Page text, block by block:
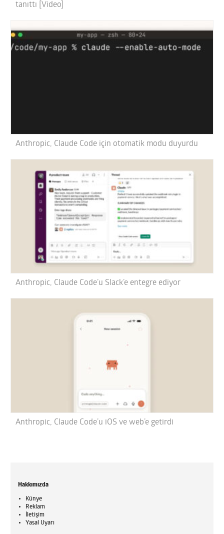
tanıttı [Video]
Anthropic, Claude Code için otomatik modu duyurdu
Anthropic, Claude Code’u Slack’e entegre ediyor
Anthropic, Claude Code’u iOS ve web’e getirdi
Hakkımızda
Künye
Reklam
İletişim
Yasal Uyarı